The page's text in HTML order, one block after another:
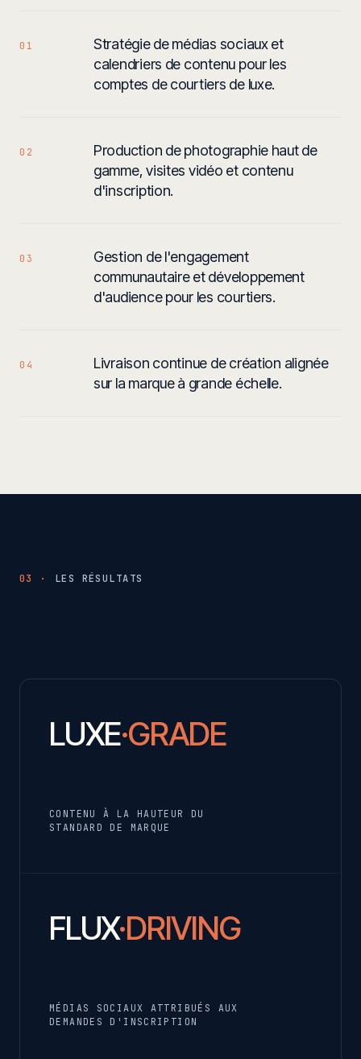
01
Stratégie de médias sociaux et
calendriers de contenu pour les
comptes de courtiers de luxe.
02
Production de photographie haut de
gamme, visites vidéo et contenu
d'inscription.
03
Gestion de l'engagement
communautaire et développement
d'audience pour les courtiers.
04
Livraison continue de création alignée
sur la marque à grande échelle.
03 · LES RÉSULTATS
LUXE·GRADE
CONTENU À LA HAUTEUR DU
STANDARD DE MARQUE
FLUX·DRIVING
MÉDIAS SOCIAUX ATTRIBUÉS AUX
DEMANDES D'INSCRIPTION